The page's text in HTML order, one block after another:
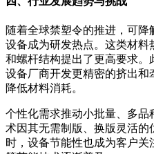
随着全球禁塑令的推进，可
设备成为研发热点。这类材
和螺杆结构提出了更高要求
设备厂商开发更精密的挤出
降低材料消耗。
个性化需求推动小批量、多
术因其无需制版、换版灵活的
时，设备节能性也成为客户